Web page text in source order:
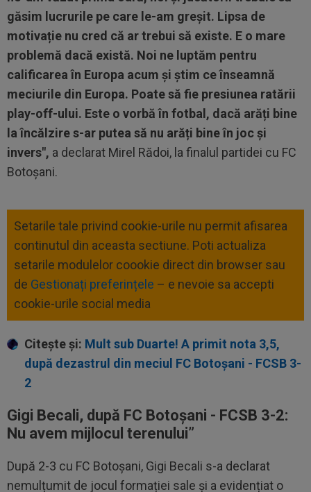
găsim lucrurile pe care le-am greșit. Lipsa de
motivație nu cred că ar trebui să existe. E o mare
problemă dacă există. Noi ne luptăm pentru
calificarea în Europa acum și știm ce înseamnă
meciurile din Europa. Poate să fie presiunea ratării
play-off-ului. Este o vorbă în fotbal, dacă arăți bine
la încălzire s-ar putea să nu arăți bine în joc și
invers", a declarat Mirel Rădoi, la finalul partidei cu FC
Botoșani.
Setarile tale privind cookie-urile nu permit afisarea
continutul din aceasta sectiune. Poti actualiza
setarile modulelor coookie direct din browser sau
de Gestionați preferințele – e nevoie sa accepti
cookie-urile social media
Citește și: Mult sub Duarte! A primit nota 3,5,
după dezastrul din meciul FC Botoșani - FCSB 3-
2
Gigi Becali, după FC Botoșani - FCSB 3-2:
Nu avem mijlocul terenului”
După 2-3 cu FC Botoșani, Gigi Becali s-a declarat
nemulțumit de jocul formației sale și a evidențiat o